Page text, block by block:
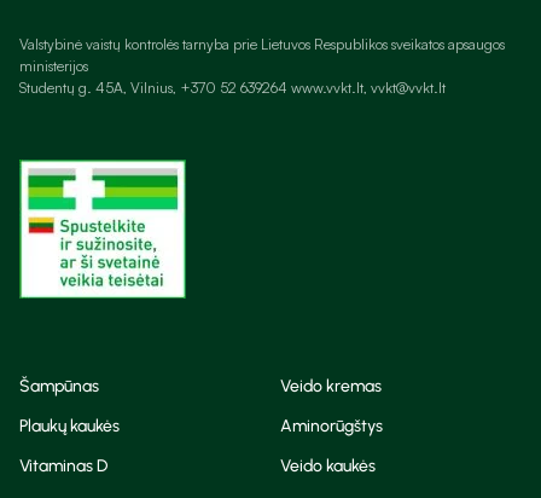
Valstybinė vaistų kontrolės tarnyba prie Lietuvos Respublikos sveikatos apsaugos
ministerijos
Studentų g. 45A, Vilnius, +370 52 639264 www.vvkt.lt, vvkt@vvkt.lt
Šampūnas
Veido kremas
Plaukų kaukės
Aminorūgštys
Vitaminas D
Veido kaukės